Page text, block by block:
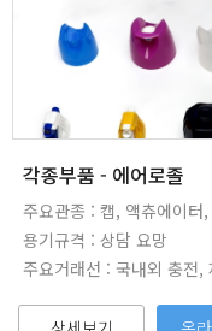
각종부품 - 에어로졸
주요관종 : 캡, 액츄에이터
용기규격 : 상담 요망
주요거래선 : 국내외 충전,